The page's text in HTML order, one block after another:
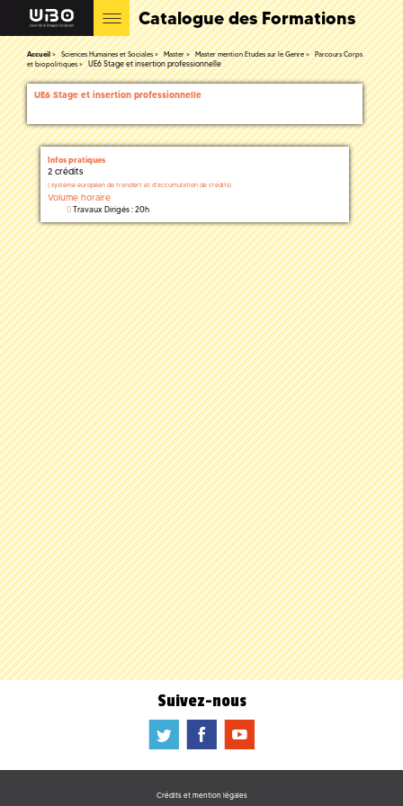
Catalogue des Formations
Accueil Sciences Humaines et Sociales Master Master mention Etudes sur le Genre
Parcours Corps
et biopolitiques
UE6 Stage et insertion professionnelle
UE6 Stage et insertion professionnelle
Infos pratiques
2 crédits
( système européen de transfert et d'accumulation de crédits)
Volume horaire
Travaux Dirigés : 20h
Suivez-nous
a b f
Crédits et mention légales